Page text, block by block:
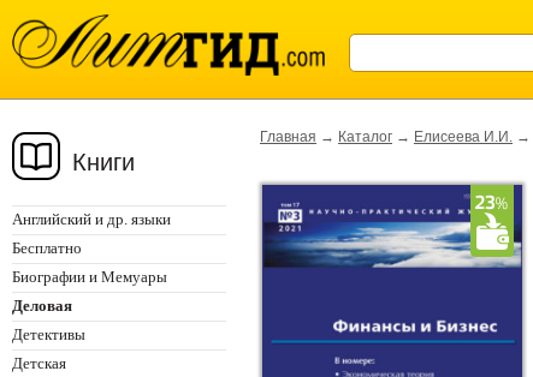
Книги
Английский и др. языки
Бесплатно
Биографии и Мемуары
Деловая
Детективы
Детская
Главная → Каталог → Елисеева И.И. →